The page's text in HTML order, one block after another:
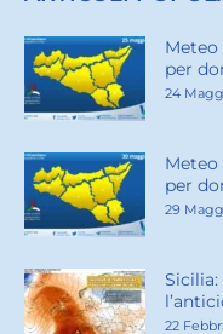
per
24
per
29
22